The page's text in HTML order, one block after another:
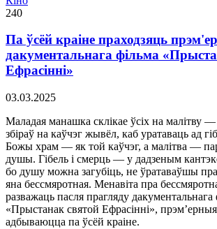
240
Па ўсёй краіне праходзяць
дакументальнага фільма
Ефрасінні»
03.03.2025
Маладая манашка склікае ўсіх на малітву —
збіраў на каўчэг жывёл, каб уратаваць ад
Божы храм — як той каўчэг, а малітва —
душы. Гібель і смерць — у дадзеным
бо душу можна загубіць, не ўратаваўшы
яна бессмяротная. Менавіта пра
разважаць пасля прагляду дакументальнага
«Прыстанак святой Ефрасінні»,
адбываюцца па ўсёй краіне.